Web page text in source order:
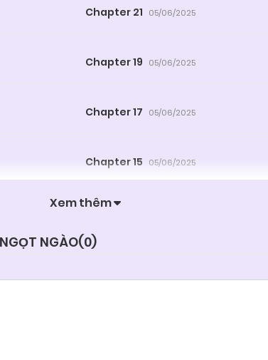
Chapter 21 05/06/2025
Chapter 19 05/06/2025
Chapter 17 05/06/2025
Chapter 15 05/06/2025
Xem thêm
NGÀO(0)